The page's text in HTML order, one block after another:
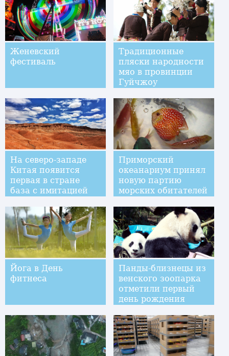
Женевский
фестиваль
Традиционные
пляски народности
мяо в провинции
Гуйчжоу
На северо-западе
Китая появится
первая в стране
база с имитацией
Приморский
океанариум принял
новую партию
морских обитателей
Йога в День
фитнеса
Панды-близнецы из
венского зоопарка
отметили первый
день рождения